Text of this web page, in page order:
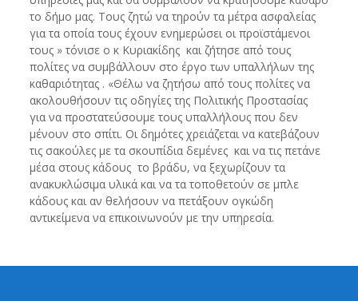
το δήμο μας. Τους ζητώ να τηρούν τα μέτρα ασφαλείας
για τα οποία τους έχουν ενημερώσει οι προϊστάμενοι
τους » τόνισε ο κ Κυριακίδης και ζήτησε από τους
πολίτες να συμβάλλουν στο έργο των υπαλλήλων της
καθαριότητας . «Θέλω να ζητήσω από τους πολίτες να
ακολουθήσουν τις οδηγίες της Πολιτικής Προστασίας
για να προστατεύσουμε τους υπαλλήλους που δεν
μένουν στο σπίτι. Οι δημότες χρειάζεται να κατεβάζουν
τις σακούλες με τα σκουπίδια δεμένες και να τις πετάνε
μέσα στους κάδους το βράδυ, να ξεχωρίζουν τα
ανακυκλώσιμα υλικά και να τα τοποθετούν σε μπλε
κάδους και αν θελήσουν να πετάξουν ογκώδη
αντικείμενα να επικοινωνούν με την υπηρεσία.